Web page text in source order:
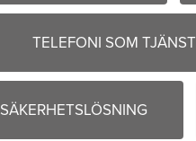
TELEFONI SOM TJÄNST
SÄKERHETSLÖSNING